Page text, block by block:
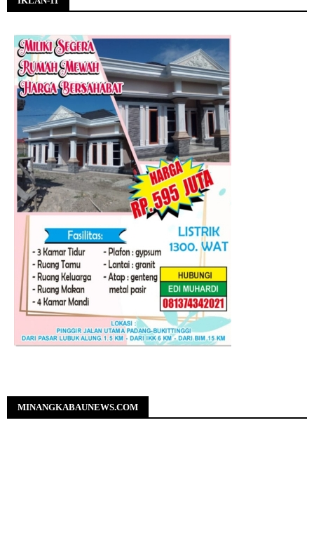
MINANGKABAUNEWS.COM